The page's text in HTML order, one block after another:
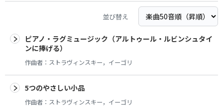
並び替え
ピアノ・ラグミュージック（アルトゥール・ルビンシュタイ
ンに捧げる）
作曲者： ストラヴィンスキー，イーゴリ
5つのやさしい小品
作曲者： ストラヴィンスキー，イーゴリ